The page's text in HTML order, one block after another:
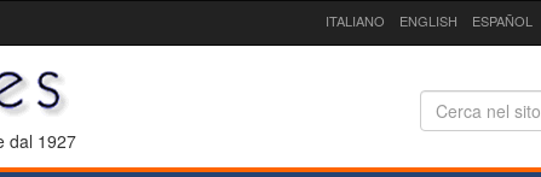
ITALIANO ENGLISH ESPAÑOL
dal 1927